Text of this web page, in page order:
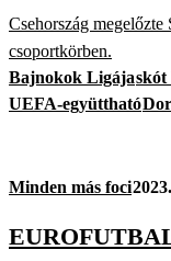
Csehország
csoportkörben.
Bajnokok Ligájaskót
UEFA-együttható
Minden más foci